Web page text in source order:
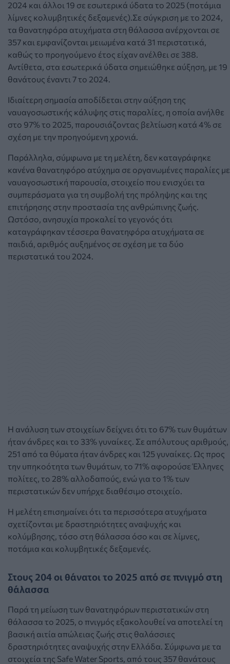
2024 και άλλοι 19 σε εσωτερικά ύδατα το 2025 (ποτάμια
λίμνες κολυμβητικές δεξαμενές).Σε σύγκριση με το 2024,
τα θανατηφόρα ατυχήματα στη θάλασσα ανέρχονται σε
357 και εμφανίζονται μειωμένα κατά 31 περιστατικά,
καθώς το προηγούμενο έτος είχαν ανέλθει σε 388.
Αντίθετα, στα εσωτερικά ύδατα σημειώθηκε αύξηση, με 19
θανάτους έναντι 7 το 2024.
Ιδιαίτερη σημασία αποδίδεται στην αύξηση της
ναυαγοσωστικής κάλυψης στις παραλίες, η οποία ανήλθε
στο 97% το 2025, παρουσιάζοντας βελτίωση κατά 4% σε
σχέση με την προηγούμενη χρονιά.
Παράλληλα, σύμφωνα με τη μελέτη, δεν καταγράφηκε
κανένα θανατηφόρο ατύχημα σε οργανωμένες παραλίες με
ναυαγοσωστική παρουσία, στοιχείο που ενισχύει τα
συμπεράσματα για τη συμβολή της πρόληψης και της
επιτήρησης στην προστασία της ανθρώπινης ζωής.
Ωστόσο, ανησυχία προκαλεί το γεγονός ότι
καταγράφηκαν τέσσερα θανατηφόρα ατυχήματα σε
παιδιά, αριθμός αυξημένος σε σχέση με τα δύο
περιστατικά του 2024.
Η ανάλυση των στοιχείων δείχνει ότι το 67% των θυμάτων
ήταν άνδρες και το 33% γυναίκες. Σε απόλυτους αριθμούς,
251 από τα θύματα ήταν άνδρες και 125 γυναίκες. Ως προς
την υπηκοότητα των θυμάτων, το 71% αφορούσε Έλληνες
πολίτες, το 28% αλλοδαπούς, ενώ για το 1% των
περιστατικών δεν υπήρχε διαθέσιμο στοιχείο.
Η μελέτη επισημαίνει ότι τα περισσότερα ατυχήματα
σχετίζονται με δραστηριότητες αναψυχής και
κολύμβησης, τόσο στη θάλασσα όσο και σε λίμνες,
ποτάμια και κολυμβητικές δεξαμενές.
Στους 204 οι θάνατοι το 2025 από σε πνιγμό στη
θάλασσα
Παρά τη μείωση των θανατηφόρων περιστατικών στη
θάλασσα το 2025, ο πνιγμός εξακολουθεί να αποτελεί τη
βασική αιτία απώλειας ζωής στις θαλάσσιες
δραστηριότητες αναψυχής στην Ελλάδα. Σύμφωνα με τα
στοιχεία της Safe Water Sports, από τους 357 θανάτους